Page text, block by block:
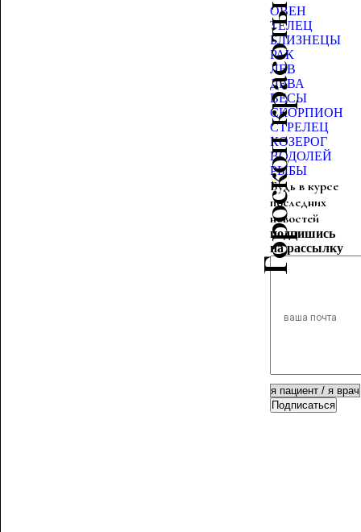
Гороскоп красоты
ОВЕН
ТЕЛЕЦ
БЛИЗНЕЦЫ
РАК
ЛЕВ
ДЕВА
ВЕСЫ
СКОРПИОН
СТРЕЛЕЦ
КОЗЕРОГ
ВОДОЛЕЙ
РЫБЫ
Будь в курсе
последних
новостей
подпишись
на рассылку
Подписаться